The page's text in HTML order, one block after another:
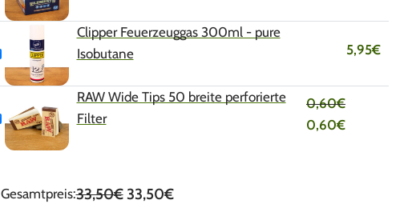
Clipper Feuerzeuggas 300ml - pure
Isobutane
5,95€
RAW Wide Tips 50 breite perforierte
Filter
0,60€
0,60€
Gesamtpreis:33,50€33,50€